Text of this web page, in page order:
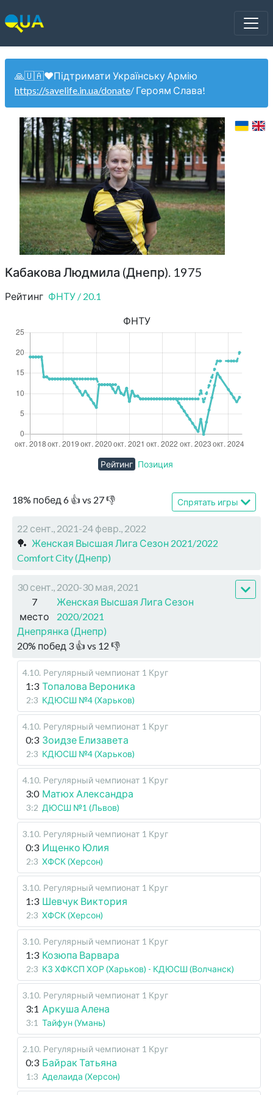
🙏🇺🇦❤️Підтримати Українську Армію
https://savelife.in.ua/donate/ Героям Слава!
Кабакова Людмила (Днепр). 1975
Рейтинг ФНТУ / 20.1
18% побед 6 👍 vs 27👎 Спрятать игры
22 сент., 2021-24 февр., 2022
🏓 Женская Высшая Лига Сезон 2021/2022
Comfort City (Днепр)
30 сент., 2020-30 мая, 2021
7
место
Женская Высшая Лига Сезон
2020/2021
Днепрянка (Днепр)
20% побед 3 👍 vs 12 👎
4.10. Регулярный чемпионат 1 Круг
1:3 Топалова Вероника
2:3 КДЮСШ №4 (Харьков)
4.10. Регулярный чемпионат 1 Круг
0:3 Зоидзе Елизавета
2:3 КДЮСШ №4 (Харьков)
4.10. Регулярный чемпионат 1 Круг
3:0 Матюх Александра
3:2 ДЮСШ №1 (Львов)
3.10. Регулярный чемпионат 1 Круг
0:3 Ищенко Юлия
2:3 ХФСК (Херсон)
3.10. Регулярный чемпионат 1 Круг
1:3 Шевчук Виктория
2:3 ХФСК (Херсон)
3.10. Регулярный чемпионат 1 Круг
1:3 Козюпа Варвара
2:3 КЗ ХФКСП ХОР (Харьков) - КДЮСШ (Волчанск)
3.10. Регулярный чемпионат 1 Круг
3:1 Аркуша Алена
3:1 Тайфун (Умань)
2.10. Регулярный чемпионат 1 Круг
0:3 Байрак Татьяна
1:3 Аделаида (Херсон)
ФНТУ
Рейтинг Позиция